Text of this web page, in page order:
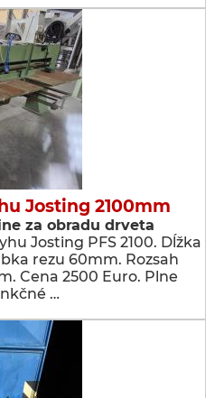
Josting 2100mm
za obradu drveta
Josting PFS 2100. Dĺžka
rezu 60mm. Rozsah
Cena 2500 Euro. Plne
…